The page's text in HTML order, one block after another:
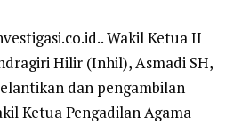
Wakil Ketua II
Hilir (Inhil), Asmadi SH,
dan pengambilan
Ketua Pengadilan Agama